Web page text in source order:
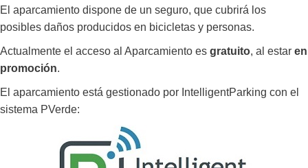
El aparcamiento dispone de un seguro, que cubrirá los
posibles daños producidos en bicicletas y personas.
Actualmente el acceso al Aparcamiento es gratuito, al estar en
promoción.
El aparcamiento está gestionado por IntelligentParking con el
sistema PVerde: